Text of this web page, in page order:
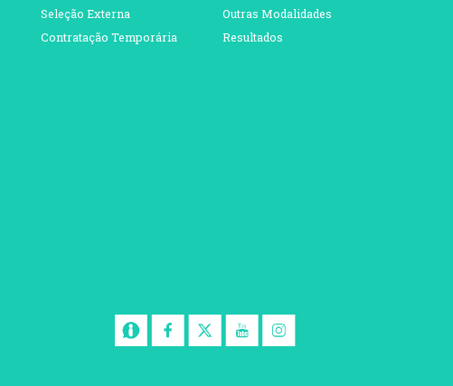
Seleção Externa
Contratação Temporária
Outras Modalidades
Resultados